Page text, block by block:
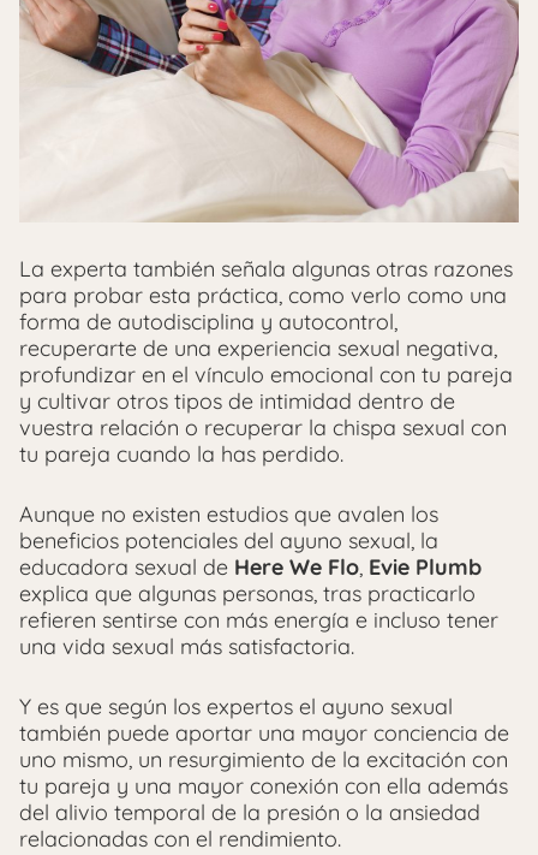
La experta también señala algunas otras razones
para probar esta práctica, como verlo como una
forma de autodisciplina y autocontrol,
recuperarte de una experiencia sexual negativa,
profundizar en el vínculo emocional con tu pareja
y cultivar otros tipos de intimidad dentro de
vuestra relación o recuperar la chispa sexual con
tu pareja cuando la has perdido.
Aunque no existen estudios que avalen los
beneficios potenciales del ayuno sexual, la
educadora sexual de Here We Flo, Evie Plumb
explica que algunas personas, tras practicarlo
refieren sentirse con más energía e incluso tener
una vida sexual más satisfactoria.
Y es que según los expertos el ayuno sexual
también puede aportar una mayor conciencia de
uno mismo, un resurgimiento de la excitación con
tu pareja y una mayor conexión con ella además
del alivio temporal de la presión o la ansiedad
relacionadas con el rendimiento.